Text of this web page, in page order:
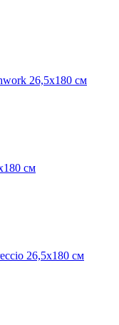
26,5x180 см
см
26,5x180 см